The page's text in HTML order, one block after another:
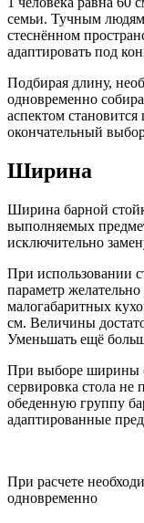
семьи. Тучным людям
стеснённом
адаптировать под
Подбирая длину,
одновременно
аспектом
окончательный
Ширина
Ширина барной
выполняемых
исключительно
При использовании
параметр
малогабаритных
см. Величины
Уменьшать ещё
При выборе ширины
сервировка стола
обеденную группу
адаптированные
При расчете
одновременно